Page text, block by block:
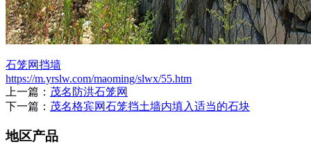
石笼网挡墙
https://m.yrslw.com/maoming/slwx/55.htm
上一篇： 茂名防洪石笼网
下一篇： 茂名格宾网石笼挡土墙内填入适当的石块
地区产品